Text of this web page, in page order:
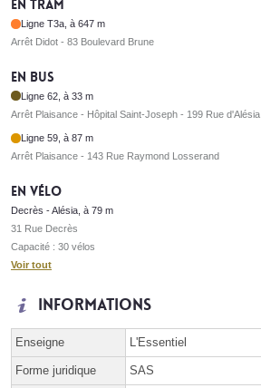
En tram
Ligne T3a, à 647 m
Arrêt Didot - 83 Boulevard Brune
En bus
Ligne 62, à 33 m
Arrêt Plaisance - Hôpital Saint-Joseph - 199 Rue d'Alésia
Ligne 59, à 87 m
Arrêt Plaisance - 143 Rue Raymond Losserand
En vélo
Decrès - Alésia, à 79 m
31 Rue Decrès
Capacité : 30 vélos
Voir tout
Informations
Enseigne L'Essentiel
Forme juridique SAS